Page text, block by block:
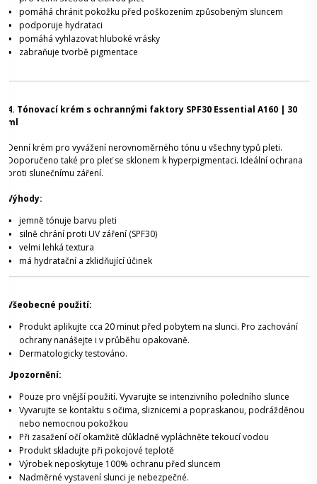
pomáhá chránit pokožku před poškozením způsobeným sluncem
podporuje hydrataci
pomáhá vyhlazovat hluboké vrásky
zabraňuje tvorbě pigmentace
4. Tónovací krém s ochrannými faktory SPF30 Essential A160 | 30
ml
Denní krém pro vyvážení nerovnoměrného tónu u všechny typů pleti.
Doporučeno také pro pleť se sklonem k hyperpigmentaci. Ideální ochrana
proti slunečnímu záření.
Výhody:
jemně tónuje barvu pleti
silně chrání proti UV záření (SPF30)
velmi lehká textura
má hydratační a zklidňující účinek
Všeobecné použití:
Produkt aplikujte cca 20 minut před pobytem na slunci. Pro zachování
ochrany nanášejte i v průběhu opakovaně.
Dermatologicky testováno.
Upozornění:
Pouze pro vnější použití. Vyvarujte se intenzivního poledního slunce
Vyvarujte se kontaktu s očima, sliznicemi a popraskanou, podrážděnou
nebo nemocnou pokožkou
Při zasažení očí okamžitě důkladně vypláchněte tekoucí vodou
Produkt skladujte při pokojové teplotě
Výrobek neposkytuje 100% ochranu před sluncem
Nadměrné vystavení slunci je nebezpečné.